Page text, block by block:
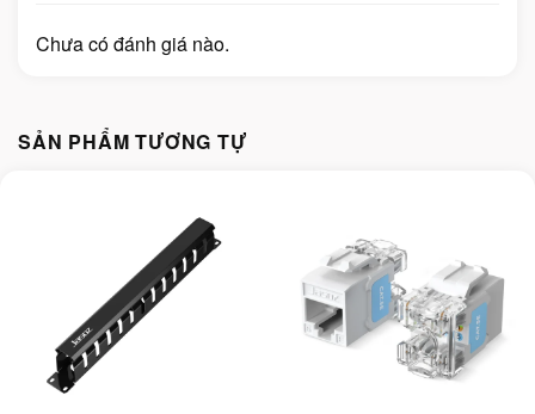
Chưa có đánh giá nào.
SẢN PHẨM TƯƠNG TỰ